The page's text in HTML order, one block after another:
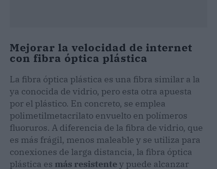
Mejorar la velocidad de internet
con fibra óptica plástica
La fibra óptica plástica es una fibra similar a la
ya conocida de vidrio, pero esta otra apuesta
por el plástico. En concreto, se emplea
polimetilmetacrilato envuelto en polímeros
fluoruros. A diferencia de la fibra de vidrio, que
es más frágil, menos maleable y se utiliza para
conexiones de larga distancia, la fibra óptica
plástica es más resistentey puede alcanzar